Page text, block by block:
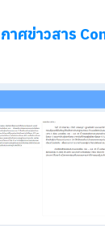
าศข่าวสาร